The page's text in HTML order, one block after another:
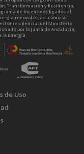
Transformación y Resiliencia,
de incentivos ligados al
renovable, así como la
residencial del Ministerio
por la Junta de Andalucía,
la Energía.
de Uso